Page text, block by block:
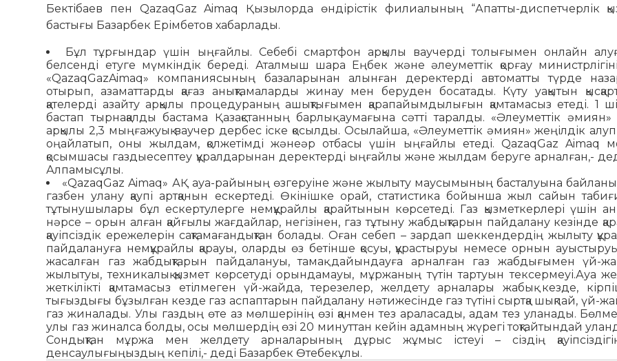
Бектібаев пен QazaqGaz Aimaq Қызылорда өндірістік филиалының “Апатты-диспетчерлік
бастығы Базарбек Ерімбетов хабарлады.
Бұл тұрғындар үшін ыңғайлы. Себебі смартфон арқылы ваучерді толығымен онлайн
белсенді етуге мүмкіндік береді. Аталмыш шара Еңбек және әлеуметтік қорғау
«QazaqGazAimaq» компаниясының базаларынан алынған деректерді автоматты түрде
отырып, азаматтарды қағаз анықтамаларды жинау мен беруден босатады. Күту уақытын
қателерді азайту арқылы процедураның ашықтығымен қарапайымдылығын қамтамасыз етеді. 1
бастап тырнақалды бастама Қазақстанның барлық аумағына сәтті таралды. «Әлеуметтік әмиян»
арқылы 2,3 мыңғажуық ваучер дербес іске қосылды. Осылайша, «Әлеуметтік әмиян» жеңілдік
оңайлатып, оны жылдам, қолжетімді жәнеәр отбасы үшін ыңғайлы етеді. QazaqGaz Aimaq
қосымшасы газдыесептеу құралдарынан деректерді ыңғайлы және жылдам беруге арналған,-
Алпамысұлы.
«QazaqGaz Aimaq» АҚ ауа-райының өзгеруіне және жылыту маусымының басталуына
газбен улану қаупі артқанын ескертеді. Өкінішке орай, статистика бойынша жыл сайын
тұтынушылары бұл ескертулерге немқұрайлы қарайтынын көрсетеді. Газ қызметкерлері үшін
нәрсе – орын алған қайғылы жағдайлар, негізінен, газ тұтыну жабдықтарын пайдалану кезінде
қауіпсіздік ережелерін сақтамағандықтан болады. Оған себеп – зардап шеккендердің жылыту
пайдалануға немқұрайлы қарауы, оларды өз бетінше қосуы, құрастыруы немесе орнын
жасалған газ жабдықтарын пайдалануы, тамақ дайындауға арналған газ жабдығымен үй-
жылытуы, техникалық қызмет көрсетуді орындамауы, мұржаның түтін тартуын тексермеуі.Ауа
жеткілікті қамтамасыз етілмеген үй-жайда, терезелер, желдету арналары жабық кезде,
тығыздығы бұзылған кезде газ аспаптарын пайдалану нәтижесінде газ түтіні сыртқа шықпай, үй-
газ жиналады. Улы газдың өте аз мөлшерінің өзі қанмен тез араласады, адам тез уланады.
улы газ жиналса болды, осы мөлшердің өзі 20 минуттан кейін адамның жүрегі тоқтайтындай
Сондықтан мұржа мен желдету арналарының дұрыс жұмыс істеуі – сіздің
денсаулығыңыздың кепілі,- деді Базарбек Өтебекұлы.